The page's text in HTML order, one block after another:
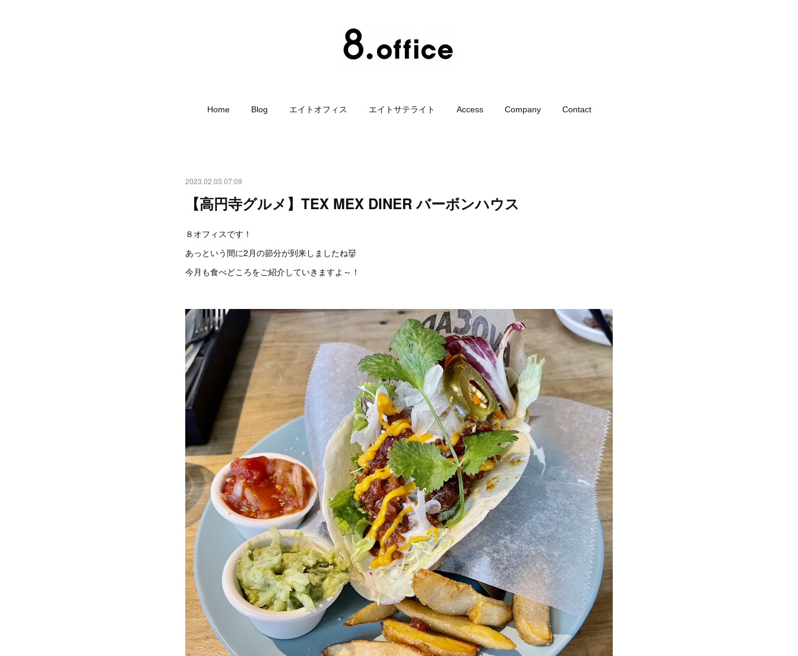
Home Blog エイトオフィス エイトサテライト Access Company Contact
2023.02.03 07:09
【高円寺グルメ】TEX MEX DINER バーボンハウス
８オフィスです！
あっという間に2月の節分が到来しましたね👹
今月も食べどころをご紹介していきますよ～！